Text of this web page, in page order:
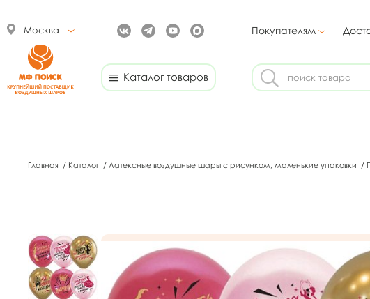
Москва Покупателям
Каталог товаров
Главная / Каталог / Латексные воздушные шары с рисунком, маленькие упаковки /